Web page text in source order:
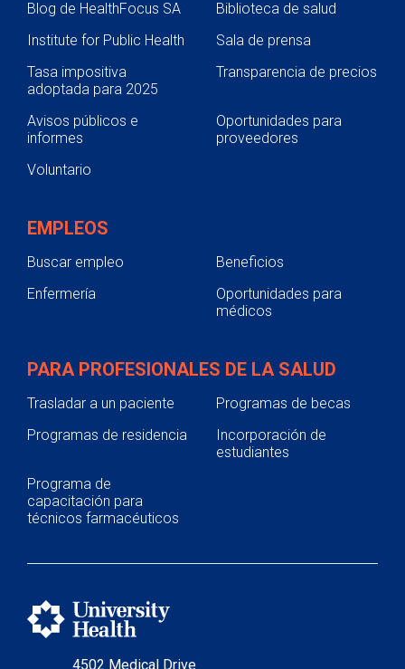
4502 Medical Drive
Blog de HealthFocus SA
Biblioteca de salud
Institute for Public Health
Sala de prensa
Tasa impositiva
adoptada para 2025
Transparencia de precios
Avisos públicos e
informes
Oportunidades para
proveedores
Voluntario
EMPLEOS
Buscar empleo
Beneficios
Enfermería
Oportunidades para
médicos
PARA PROFESIONALES DE LA SALUD
Trasladar a un paciente
Programas de becas
Programas de residencia
Incorporación de
estudiantes
Programa de
capacitación para
técnicos farmacéuticos